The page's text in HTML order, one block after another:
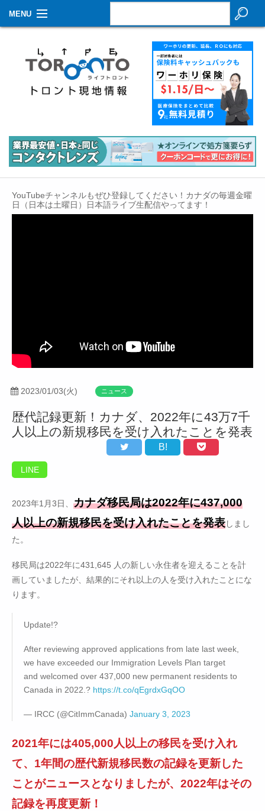
MENU
生活情報
その他
イベントカレンダー
Contact
YouTubeチャンネルもぜひ登録してください！カナダの毎週金曜
日（日本は土曜日）日本語ライブ生配信やってます！
2023/01/03(火) ニュース
歴代記録更新！カナダ、2022年に43万7千
人以上の新規移民を受け入れたことを発表
B!
LINE
2023年1月3日、 カナダ移民局は2022年に437,000
人以上の新規移民を受け入れたことを発表しまし
た。
移民局は2022年に431,645 人の新しい永住者を迎えることを計
画していましたが、結果的にそれ以上の人を受け入れたことにな
ります。
Update!?
After reviewing approved applications from late last week,
we have exceeded our Immigration Levels Plan target
and welcomed over 437,000 new permanent residents to
Canada in 2022.? https://t.co/qEgrdxGqOO
— IRCC (@CitImmCanada) January 3, 2023
2021年には405,000人以上の移民を受け入れ
て、1年間の歴代新規移民数の記録を更新した
ことがニュースとなりましたが、2022年はその
記録を再度更新！